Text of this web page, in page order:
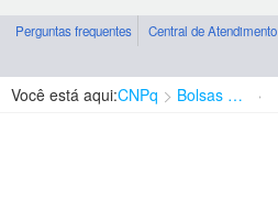
Perguntas frequentes Central de Atendimento
Você está aqui:CNPq Bolsas e Auxílios Vigentes